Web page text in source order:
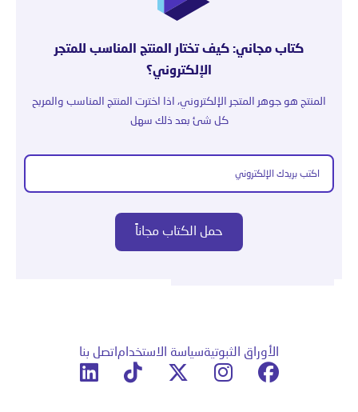
كتاب مجاني: كيف تختار المنتج المناسب للمتجر
الإلكتروني؟
المنتج هو جوهر المتجر الإلكتروني، اذا اخترت المنتج المناسب والمربح
كل شئ بعد ذلك سهل
الأوراق الثبوتيةسياسة الاستخداماتصل بنا